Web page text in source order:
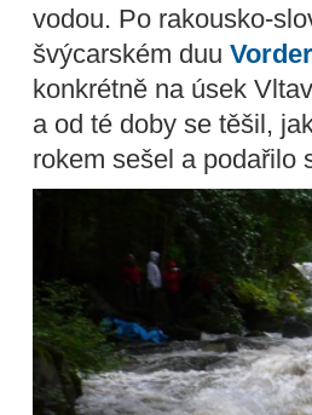
vodou. Po rakousko-
švýcarském duu
konkrétně na úsek
a od té doby se těšil,
rokem sešel a podařilo